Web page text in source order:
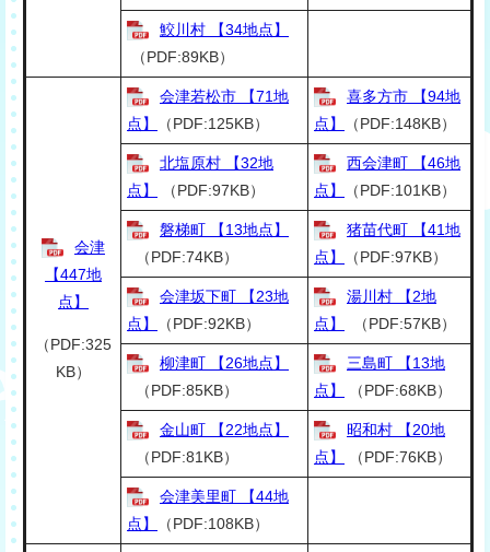
鮫川村 【34地点】
（PDF:89KB）
会津
【447地
点】
（PDF:325
KB）
会津若松市 【71地
点】
（PDF:125KB）
喜多方市 【94地
点】
（PDF:148KB）
北塩原村 【32地
点】
（PDF:97KB）
西会津町 【46地
点】
（PDF:101KB）
磐梯町 【13地点】
（PDF:74KB）
猪苗代町 【41地
点】
（PDF:97KB）
会津坂下町 【23地
点】
（PDF:92KB）
湯川村 【2地
点】
（PDF:57KB）
柳津町 【26地点】
（PDF:85KB）
三島町 【13地
点】
（PDF:68KB）
金山町 【22地点】
（PDF:81KB）
昭和村 【20地
点】
（PDF:76KB）
会津美里町 【44地
点】
（PDF:108KB）